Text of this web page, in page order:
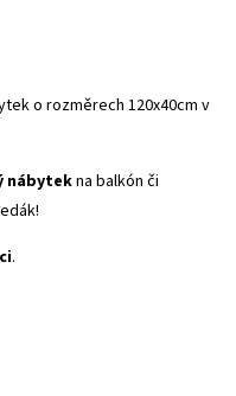
o rozměrech 120x40cm v
nábytekna balkón či
.